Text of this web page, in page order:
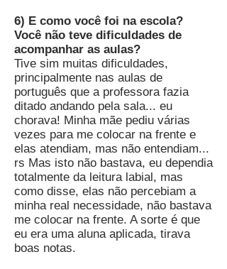
6) E como você foi na escola?
Você não teve dificuldades de
acompanhar as aulas?
Tive sim muitas dificuldades,
principalmente nas aulas de
português que a professora fazia
ditado andando pela sala... eu
chorava! Minha mãe pediu várias
vezes para me colocar na frente e
elas atendiam, mas não entendiam...
rs Mas isto não bastava, eu dependia
totalmente da leitura labial, mas
como disse, elas não percebiam a
minha real necessidade, não bastava
me colocar na frente. A sorte é que
eu era uma aluna aplicada, tirava
boas notas.